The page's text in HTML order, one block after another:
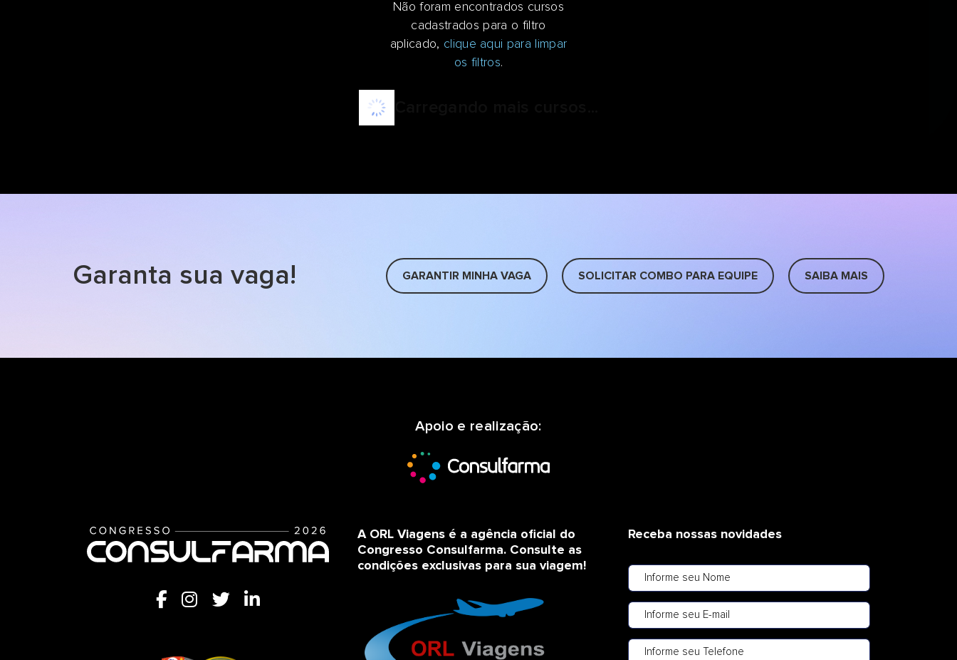
Não foram encontrados cursos
cadastrados para o filtro
aplicado, clique aqui para limpar
os filtros.
Garanta sua vaga! GARANTIR MINHA VAGA SOLICITAR COMBO PARA EQUIPE SAIBA MAIS
Apoio e realização:
A ORL Viagens é a agência oficial do
Congresso Consulfarma. Consulte as
condições exclusivas para sua viagem!
Receba nossas novidades